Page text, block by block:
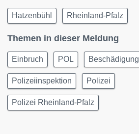
Hatzenbühl Rheinland-Pfalz
Themen in dieser Meldung
Einbruch POL Beschädigung
Polizeiinspektion Polizei
Polizei Rheinland-Pfalz